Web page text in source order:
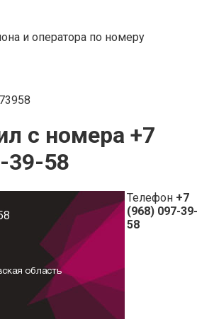
и оператора по номеру
с номера +7
39-58
Телефон +7
(968) 097-39-
58